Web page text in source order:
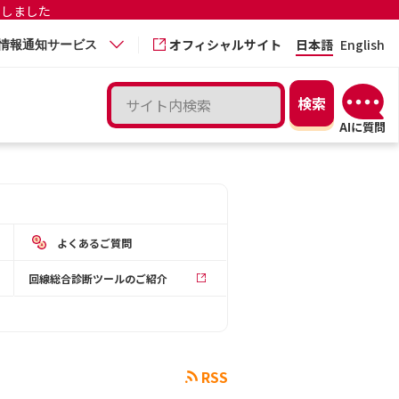
ました
報通知サービス オフィシャルサイト 日本語 English
よくあるご質問
回線総合診断ツールのご紹介
RSS